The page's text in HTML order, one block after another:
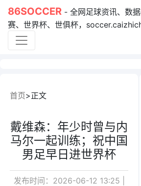
86SOCCER - 全网足球资讯、数
赛、世界杯、世俱杯，
首页 正文
戴维森：年少时曾与内
马尔一起训练；祝中国
男足早日进世界杯
发布时间：2026-06-12 13:25 |